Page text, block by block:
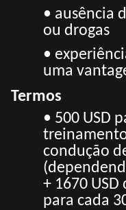
• ausência
ou drogas
•
uma
Termos
• 500 USD
condução
+ 1670
para cada